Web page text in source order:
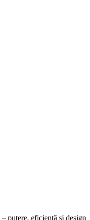
– putere, eficiență și design